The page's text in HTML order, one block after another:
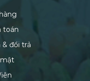
toán
& đổi trả